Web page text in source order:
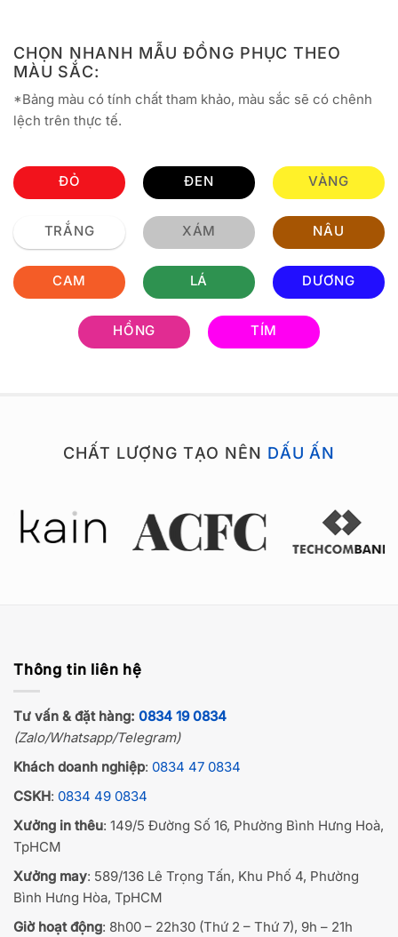
CHỌN NHANH MẪU ĐỒNG PHỤC THEO
MÀU SẮC:
*Bảng màu có tính chất tham khảo, màu sắc sẽ có chênh
lệch trên thực tế.
ĐỎ ĐEN VÀNG
TRẮNG XÁM NÂU
CAM LÁ DƯƠNG
HỒNG TÍM
CHẤT LƯỢNG TẠO NÊN DẤU ẤN
Thông tin liên hệ
Tư vấn & đặt hàng: 0834 19 0834
(Zalo/Whatsapp/Telegram)
Khách doanh nghiệp: 0834 47 0834
CSKH: 0834 49 0834
Xưởng in thêu: 149/5 Đường Số 16, Phường Bình Hưng Hoà,
TpHCM
Xưởng may: 589/136 Lê Trọng Tấn, Khu Phố 4, Phường
Bình Hưng Hòa, TpHCM
Giờ hoạt động: 8h00 – 22h30 (Thứ 2 – Thứ 7), 9h – 21h